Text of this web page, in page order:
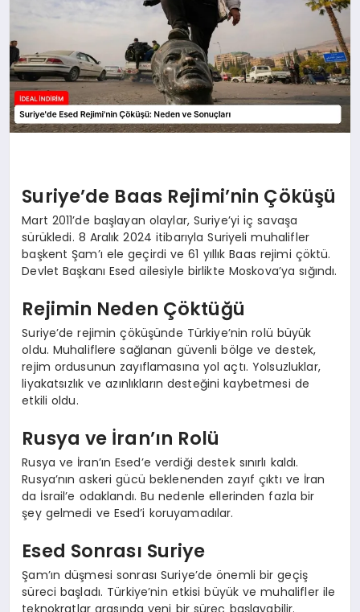
Suriye’de Baas Rejimi’nin Çöküşü
Mart 2011’de başlayan olaylar, Suriye’yi iç savaşa
sürükledi. 8 Aralık 2024 itibarıyla Suriyeli muhalifler
başkent Şam’ı ele geçirdi ve 61 yıllık Baas rejimi çöktü.
Devlet Başkanı Esed ailesiyle birlikte Moskova’ya sığındı.
Rejimin Neden Çöktüğü
Suriye’de rejimin çöküşünde Türkiye’nin rolü büyük
oldu. Muhaliflere sağlanan güvenli bölge ve destek,
rejim ordusunun zayıflamasına yol açtı. Yolsuzluklar,
liyakatsızlık ve azınlıkların desteğini kaybetmesi de
etkili oldu.
Rusya ve İran’ın Rolü
Rusya ve İran’ın Esed’e verdiği destek sınırlı kaldı.
Rusya’nın askeri gücü beklenenden zayıf çıktı ve İran
da İsrail’e odaklandı. Bu nedenle ellerinden fazla bir
şey gelmedi ve Esed’i koruyamadılar.
Esed Sonrası Suriye
Şam’ın düşmesi sonrası Suriye’de önemli bir geçiş
süreci başladı. Türkiye’nin etkisi büyük ve muhalifler ile
teknokratlar arasında yeni bir süreç başlayabilir.